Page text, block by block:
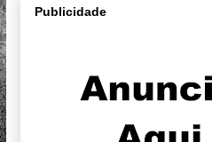
Publicidade